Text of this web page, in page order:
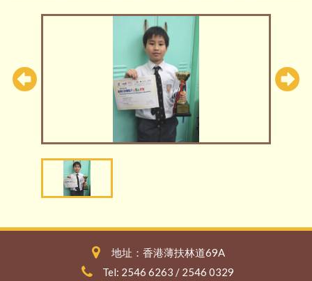
地址：香港薄扶林道69A
Tel: 2546 6263 / 2546 0329